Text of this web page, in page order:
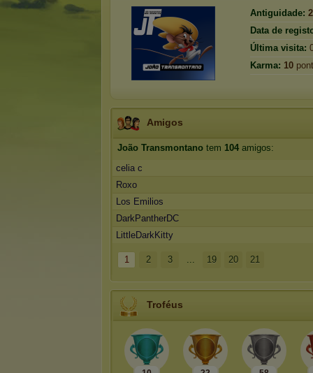
Antiguidade:
Data de
Última visita:
Karma: 10
Amigos
João Transmontano tem 104 amigos:
celia c
Roxo
Los Emilios
DarkPantherDC
LittleDarkKitty
1 2 3 ... 19 20 21
Troféus